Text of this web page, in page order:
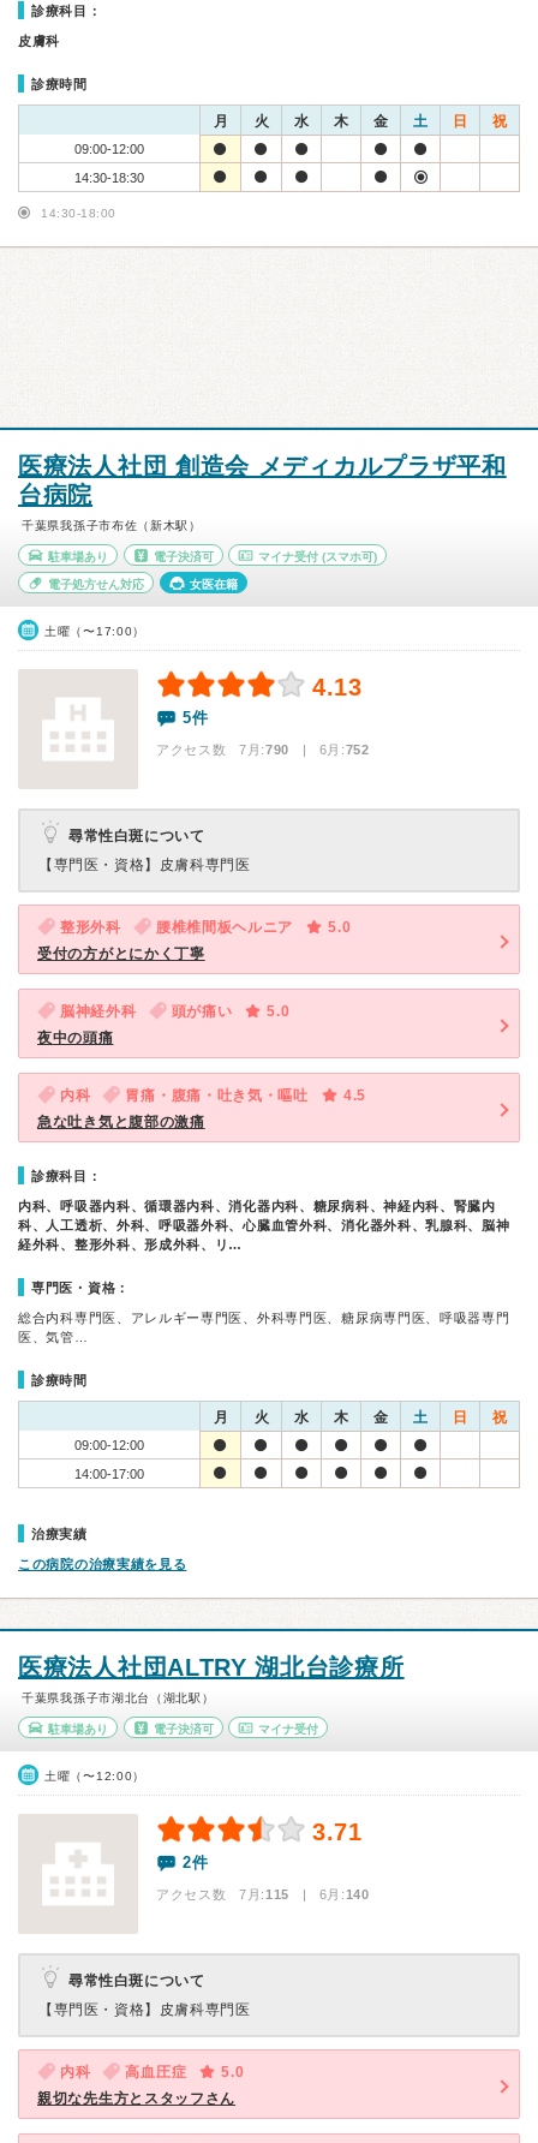
診療科目：
皮膚科
診療時間
月 火 水 木 金 土 日 祝
09:00-12:00
14:30-18:30
14:30-18:00
医療法人社団 創造会 メディカルプラザ平和
台病院
千葉県我孫子市布佐（新木駅）
駐車場あり 電子決済可 マイナ受付 (スマホ可)
電子処方せん対応 女医在籍
土曜（〜17:00）
4.13
5件
アクセス数 7月:790 | 6月:752
尋常性白斑について
【専門医・資格】 皮膚科専門医
整形外科 腰椎椎間板ヘルニア
5.0
受付の方がとにかく丁寧
脳神経外科 頭が痛い
5.0
夜中の頭痛
内科 胃痛・腹痛・吐き気・嘔吐
4.5
急な吐き気と腹部の激痛
診療科目：
内科、呼吸器内科、循環器内科、消化器内科、糖尿病科、神経内科、腎臓内
科、人工透析、外科、呼吸器外科、心臓血管外科、消化器外科、乳腺科、脳神
経外科、整形外科、形成外科、リ…
専門医・資格：
総合内科専門医、アレルギー専門医、外科専門医、糖尿病専門医、呼吸器専門
医、気管…
診療時間
月 火 水 木 金 土 日 祝
09:00-12:00
14:00-17:00
治療実績
この病院の治療実績を見る
医療法人社団ALTRY 湖北台診療所
千葉県我孫子市湖北台（湖北駅）
駐車場あり 電子決済可 マイナ受付
土曜（〜12:00）
3.71
2件
アクセス数 7月:115 | 6月:140
尋常性白斑について
【専門医・資格】 皮膚科専門医
内科 高血圧症
5.0
親切な先生方とスタッフさん